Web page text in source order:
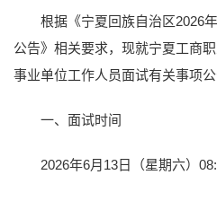
根据《宁夏回族自治区2026
公告》相关要求，现就宁夏工商
事业单位工作人员面试有关事项公
一、面试时间
2026年6月13日（星期六）